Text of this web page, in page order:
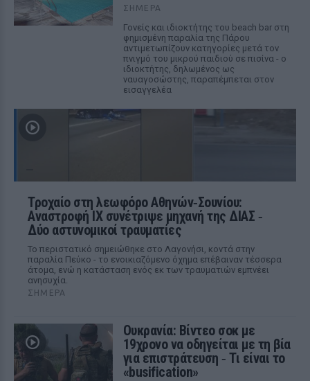
ΣΉΜΕΡΑ
Γονείς και ιδιοκτήτης του beach bar στη
φημισμένη παραλία της Πάρου
αντιμετωπίζουν κατηγορίες μετά τον
πνιγμό του μικρού παιδιού σε πισίνα - ο
ιδιοκτήτης, δηλωμένος ως
ναυαγοσώστης, παραπέμπεται στον
εισαγγελέα
Τροχαίο στη λεωφόρο Αθηνών‑Σουνίου:
Αναστροφή ΙΧ συνέτριψε μηχανή της ΔΙΑΣ ‑
Δύο αστυνομικοί τραυματίες
Το περιστατικό σημειώθηκε στο Λαγονήσι, κοντά στην
παραλία Πεύκο - το ενοικιαζόμενο όχημα επέβαιναν τέσσερα
άτομα, ενώ η κατάσταση ενός εκ των τραυματιών εμπνέει
ανησυχία.
ΣΉΜΕΡΑ
Ουκρανία: Βίντεο σοκ με
19χρονο να οδηγείται με τη βία
για επιστράτευση ‑ Τι είναι το
«busification»